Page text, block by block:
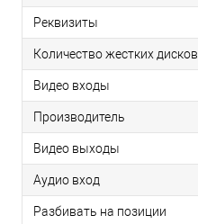
Реквизиты
Количество жестких дисков
Видео входы
Производитель
Видео выходы
Аудио вход
Разбивать на позиции